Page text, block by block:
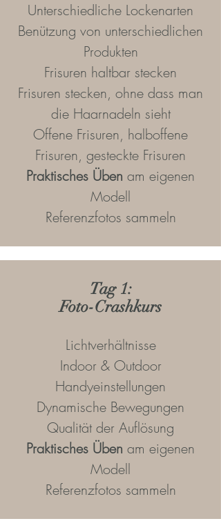
Unterschiedliche Lockenarten
Benützung von unterschiedlichen
Produkten
Frisuren haltbar stecken
Frisuren stecken, ohne dass man
die Haarnadeln sieht
Offene Frisuren, halboffene
Frisuren, gesteckte Frisuren
Praktisches Üben am eigenen
Modell
Referenzfotos sammeln
Lichtverhältnisse
Indoor & Outdoor
Handyeinstellungen
Dynamische Bewegungen
Qualität der Auflösung
Praktisches Üben am eigenen
Modell
Referenzfotos sammeln
Tag 1:
Foto-Crashkurs